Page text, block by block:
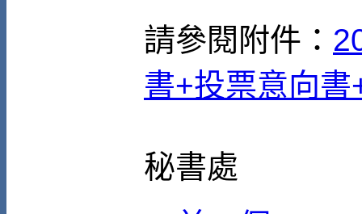
請參閱附件：
書+投票意向
秘書處